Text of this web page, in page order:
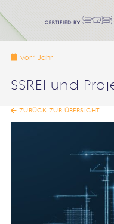
vor 1 Jahr
SSREI und
ZURÜCK ZUR ÜBERSICHT